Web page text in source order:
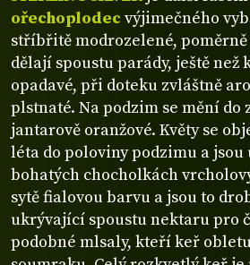
ořechoplodec výjimečného
stříbřitě modrozelené,
dělají spoustu parády, ještě než
opadavé, při doteku zvláštně
plstnaté. Na podzim se mění do
jantarově oranžové. Květy se
léta do poloviny podzimu a jsou
bohatých chocholkách
sytě fialovou barvu a jsou to
ukrývající spoustu nektaru pro
podobné mlsaly, kteří keř